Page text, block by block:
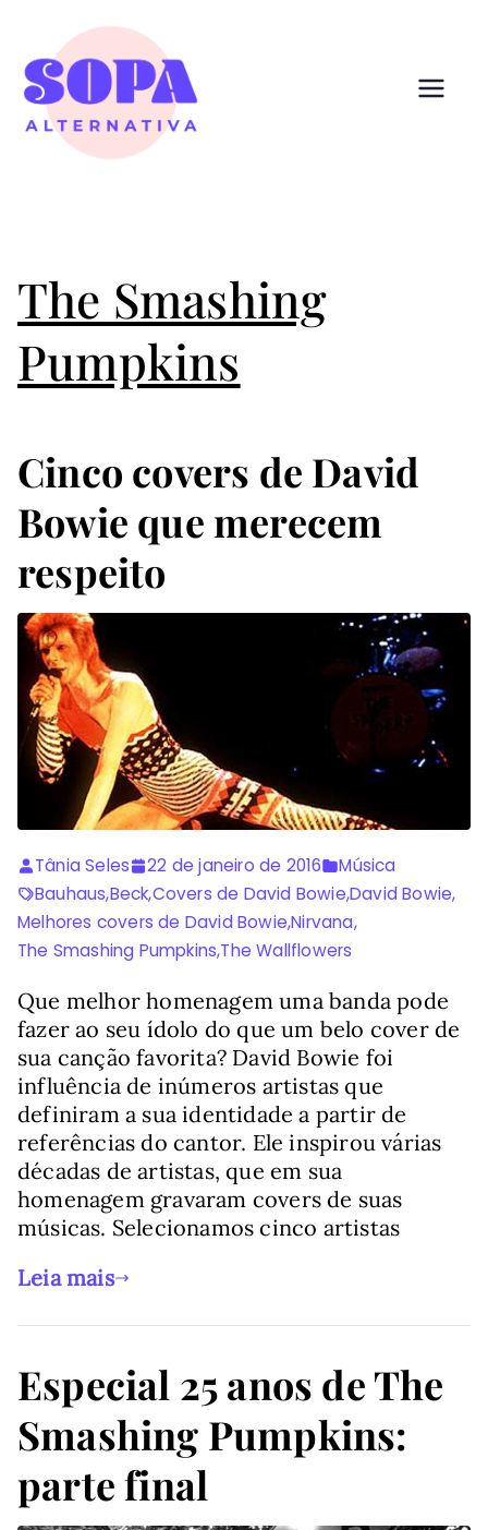
conteúdo
The Smashing
Pumpkins
Cinco covers de David
Bowie que merecem
respeito
Tânia Seles 22 de janeiro de 2016
Música
Bauhaus,Beck,Covers de David Bowie,David Bowie,
Melhores covers de David Bowie,Nirvana,
The Smashing Pumpkins,The Wallflowers
Que melhor homenagem uma banda pode
fazer ao seu ídolo do que um belo cover de
sua canção favorita? David Bowie foi
influência de inúmeros artistas que
definiram a sua identidade a partir de
referências do cantor. Ele inspirou várias
décadas de artistas, que em sua
homenagem gravaram covers de suas
músicas. Selecionamos cinco artistas
Leia mais
Especial 25 anos de The
Smashing Pumpkins:
parte final